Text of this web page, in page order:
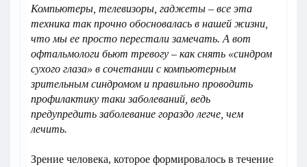
Компьютеры, телевизоры, гаджеты – все эта
техника так прочно обосновалась в нашей жизни,
что мы ее просто перестали замечать. А вот
офтальмологи бьют тревогу – как снять «синдром
сухого глаза» в сочетании с компьютерным
зрительным синдромом и правильно проводить
профилактику таки заболеваний, ведь
предупредить заболевание гораздо легче, чем
лечить.
Зрение человека, которое формировалось в течение